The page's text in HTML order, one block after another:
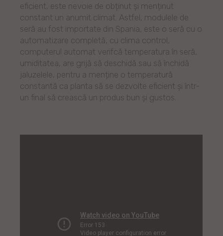
eficient, este nevoie de obținut și menținut
constant un anumit climat. Astfel, modulele de
seră au fost importate din Spania, este o seră cu o
automatizare completă, cu clima control,
computerul automat verifcă temperatura în seră,
umiditatea, are grijă să deschidă sau să închidă
jaluzelele, pentru a menține o temperatură
constantă ca planta să se dezvolte eficient și într-
un final să crească un produs bun și gustos.